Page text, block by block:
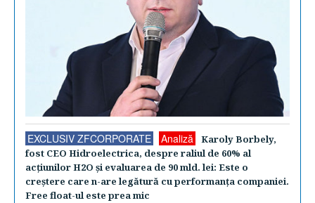
EXCLUSIV ZFCORPORATE Analiză
Karoly Borbely,
fost CEO Hidroelectrica, despre raliul de 60% al
acţiunilor H2O şi evaluarea de 90 mld. lei: Este o
creştere care n-are legătură cu performanţa companiei.
Free float-ul este prea mic